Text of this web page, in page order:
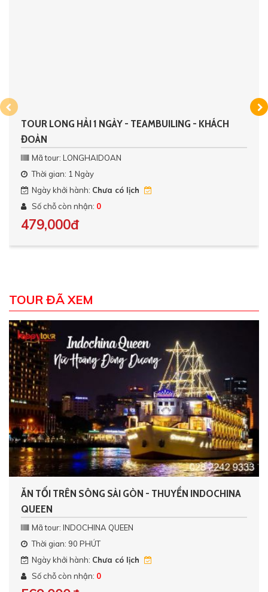
TOUR LONG HẢI 1 NGÀY - TEAMBUILING - KHÁCH
ĐOÀN
Mã tour: LONGHAIDOAN
Thời gian: 1 Ngày
Ngày khởi hành: Chưa có lịch
Số chỗ còn nhận: 0
479,000đ
TOUR ĐÃ XEM
ĂN TỐI TRÊN SÔNG SÀI GÒN - THUYỀN INDOCHINA
QUEEN
Mã tour: INDOCHINA QUEEN
Thời gian: 90 PHÚT
Ngày khởi hành: Chưa có lịch
Số chỗ còn nhận: 0